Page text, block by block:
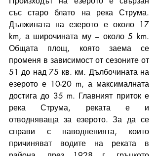
със старо блато на река Струма.
Дължината на езерото е около 17
km, а широчината му – около 5 km.
Общата площ, която заема се
променя в зависимост от сезоните от
51 до над 75 кв. км. Дълбочината на
езерото е 10-20 m, а максималната
достига до 35 m. Главният приток е
река Струма, реката е и
отводняваща за езерото. За да се
справи с наводненията, които
причиняват водите на реката в